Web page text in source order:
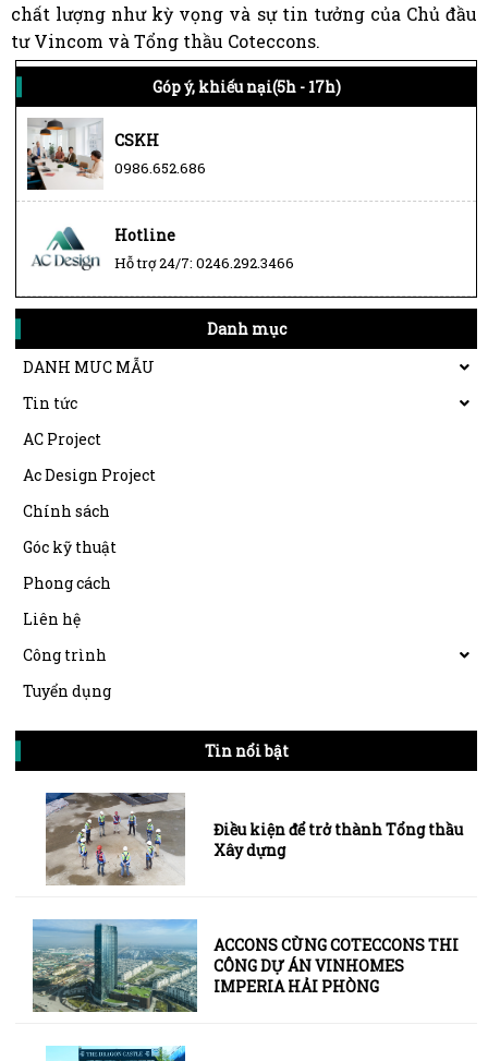
chất lượng như kỳ vọng và sự tin tưởng của Chủ đầu
tư Vincom và Tổng thầu Coteccons.
Góp ý, khiếu nại(5h - 17h)
CSKH
0986.652.686
Hotline
Hỗ trợ 24/7: 0246.292.3466
Danh mục
DANH MUC MẪU
Tin tức
AC Project
Ac Design Project
Chính sách
Góc kỹ thuật
Phong cách
Liên hệ
Công trình
Tuyển dụng
Tin nổi bật
Điều kiện để trở thành Tổng thầu
Xây dựng
ACCONS CÙNG COTECCONS THI
CÔNG DỰ ÁN VINHOMES
IMPERIA HẢI PHÒNG